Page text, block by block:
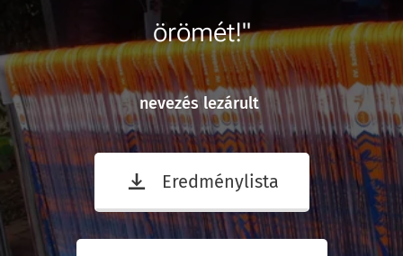
örömét!"
nevezés lezárult
Eredménylista